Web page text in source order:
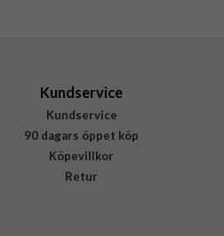
Kundservice
Kundservice
90 dagars öppet köp
Köpevillkor
Retur